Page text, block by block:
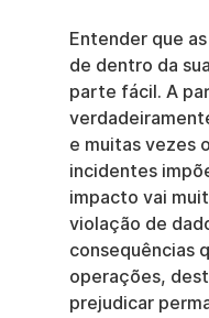
Entender que
de dentro da
parte fácil. A
e muitas vezes
incidentes
impacto vai
violação de
consequências
operações,
prejudicar